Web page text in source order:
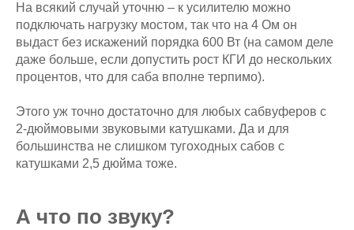
На всякий случай уточню – к усилителю можно
подключать нагрузку мостом, так что на 4 Ом он
выдаст без искажений порядка 600 Вт (на самом деле
даже больше, если допустить рост КГИ до нескольких
процентов, что для саба вполне терпимо).
Этого уж точно достаточно для любых сабвуферов с
2-дюймовыми звуковыми катушками. Да и для
большинства не слишком тугоходных сабов с
катушками 2,5 дюйма тоже.
А что по звуку?